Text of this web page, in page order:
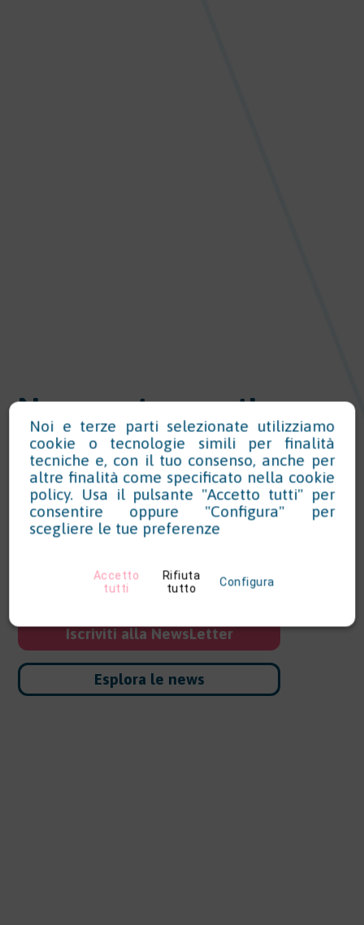
News e strumenti per
conformità normativa
ambientale e sicurezza
sul lavoro
e monitora le scadenze senza caos.
Iscriviti alla NewsLetter
Esplora le news
Noi e terze parti selezionate utilizziamo
cookie o tecnologie simili per finalità
tecniche e, con il tuo consenso, anche per
altre finalità come specificato nella cookie
policy. Usa il pulsante "Accetto tutti" per
consentire oppure "Configura" per
scegliere le tue preferenze
Accetto
tutti
Rifiuta
tutto
Configura